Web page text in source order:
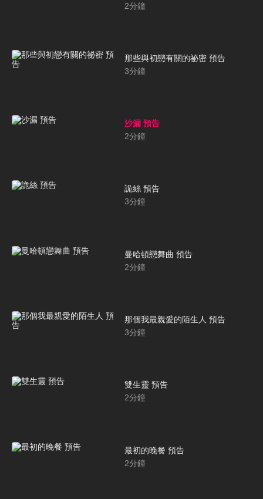
2分鐘
那些與初戀有關的祕密 預告
3分鐘
沙漏 預告
2分鐘
詭絲 預告
3分鐘
曼哈頓戀舞曲 預告
2分鐘
那個我最親愛的陌生人 預告
3分鐘
雙生靈 預告
2分鐘
最初的晚餐 預告
2分鐘